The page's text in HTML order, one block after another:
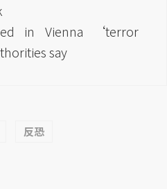
in Vienna ‘terror
say
反恐